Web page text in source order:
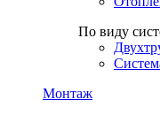
По виду
Монтаж